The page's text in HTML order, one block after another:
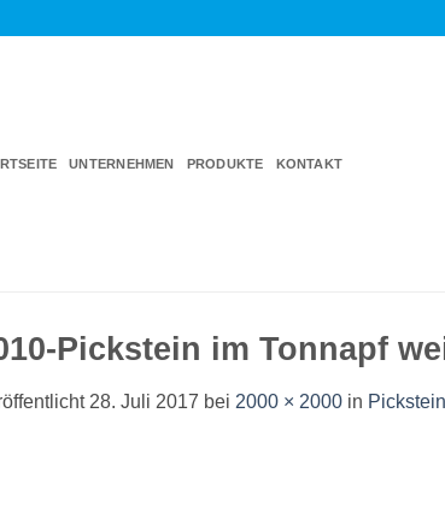
UNTERNEHMEN PRODUKTE KONTAKT
Pickstein im Tonnapf
28. Juli 2017 bei 2000 × 2000 in